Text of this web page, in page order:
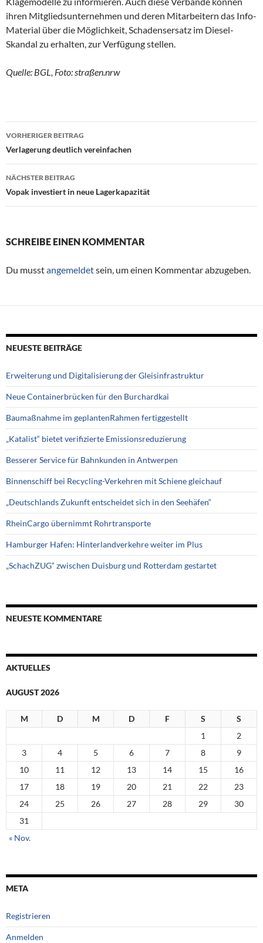
ihren Mitgliedsunternehmen und deren Mitarbeitern das Info-
Material über die Möglichkeit, Schadensersatz im Diesel-
Skandal zu erhalten, zur Verfügung stellen.
Quelle: BGL, Foto: straßen.nrw
Beitragsnavigation
VORHERIGER BEITRAG
Verlagerung deutlich vereinfachen
NÄCHSTER BEITRAG
Vopak investiert in neue Lagerkapazität
SCHREIBE EINEN KOMMENTAR
Du musstangemeldetsein, um einen Kommentar abzugeben.
NEUESTE BEITRÄGE
Erweiterung und Digitalisierung der Gleisinfrastruktur
Neue Containerbrücken für den Burchardkai
Baumaßnahme im geplantenRahmen fertiggestellt
„Katalist“ bietet verifizierte Emissionsreduzierung
Besserer Service für Bahnkunden in Antwerpen
Binnenschiff bei Recycling-Verkehren mit Schiene gleichauf
„Deutschlands Zukunft entscheidet sich in den Seehäfen“
RheinCargo übernimmt Rohrtransporte
Hamburger Hafen: Hinterlandverkehre weiter im Plus
„SchachZUG“ zwischen Duisburg und Rotterdam gestartet
NEUESTE KOMMENTARE
AKTUELLES
AUGUST 2026
M D M D F S
S
1
2
3
4 5 6 7 8
9
10
11 12 13 14 15
16
17
18 19 20 21 22
23
24
25 26 27 28 29
30
31
« Nov.
META
Registrieren
Anmelden